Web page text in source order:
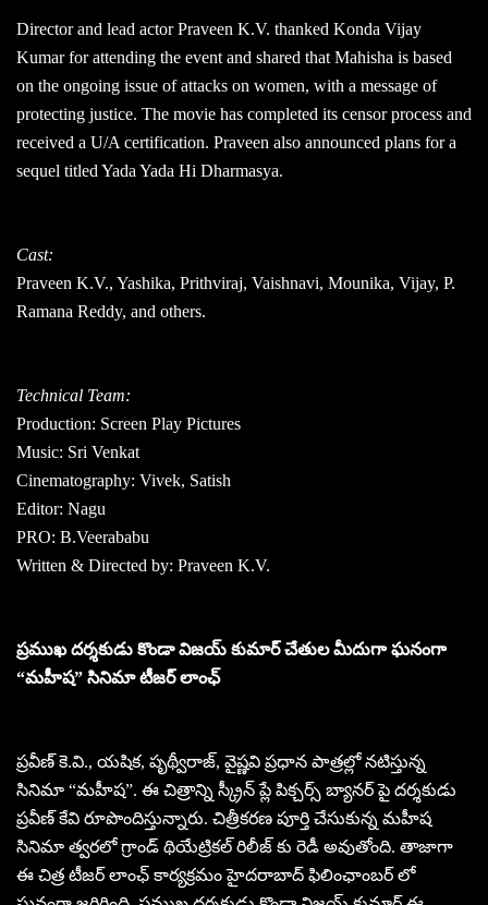
Director and lead actor Praveen K.V. thanked Konda Vijay
Kumar for attending the event and shared that Mahisha is based
on the ongoing issue of attacks on women, with a message of
protecting justice. The movie has completed its censor process and
received a U/A certification. Praveen also announced plans for a
sequel titled Yada Yada Hi Dharmasya.
Cast:
Praveen K.V., Yashika, Prithviraj, Vaishnavi, Mounika, Vijay, P.
Ramana Reddy, and others.
Technical Team:
Production: Screen Play Pictures
Music: Sri Venkat
Cinematography: Vivek, Satish
Editor: Nagu
PRO: B.Veerababu
Written & Directed by: Praveen K.V.
ప్రముఖ దర్శకుడు కొండా విజయ్ కుమార్ చేతుల మీదుగా ఘనంగా
“మహీష” సినిమా టీజర్ లాంఛ్
ప్రవీణ్ కె.వి., యషిక, పృథ్వీరాజ్, వైష్ణవి ప్రధాన పాత్రల్లో నటిస్తున్న
సినిమా “మహీష”. ఈ చిత్రాన్ని స్క్రీన్ ప్లే పిక్చర్స్ బ్యానర్ పై దర్శకుడు
ప్రవీణ్ కేవి రూపొందిస్తున్నారు. చిత్రీకరణ పూర్తి చేసుకున్న మహీష
సినిమా త్వరలో గ్రాండ్ థియేట్రికల్ రిలీజ్ కు రెడీ అవుతోంది. తాజాగా
ఈ చిత్ర టీజర్ లాంఛ్ కార్యక్రమం హైదరాబాద్ ఫిలింఛాంబర్ లో